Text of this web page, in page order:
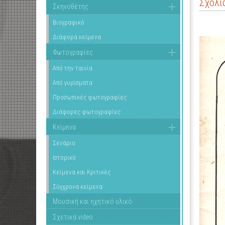
Σκηνοθέτης
Βιογραφικό
Διάφορα κείμενα
Φωτογραφίες
Από την ταινία
Από γυρίσματα
Προσωπικές φωτογραφίες
Διάφορες φωτογραφίες
Κείμενα
Σενάριο
Ιστορικό
Κείμενα και Κριτικές
Σύγχρονα κείμενα
Μουσική και ηχητικό υλικό
Σχετικά video